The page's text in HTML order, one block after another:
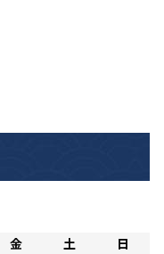
金 土
日